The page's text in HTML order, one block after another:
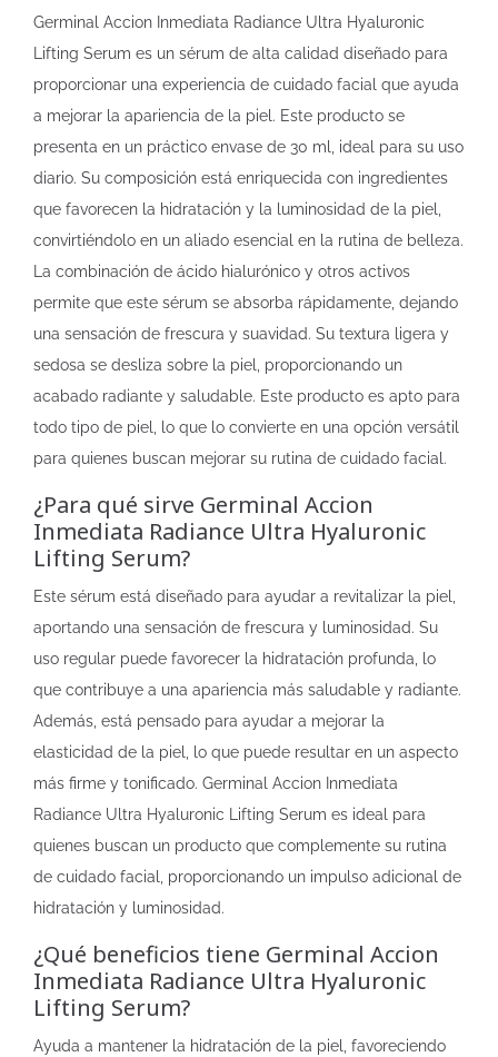
Germinal Accion Inmediata Radiance Ultra Hyaluronic
Lifting Serum es un sérum de alta calidad diseñado para
proporcionar una experiencia de cuidado facial que ayuda
a mejorar la apariencia de la piel. Este producto se
presenta en un práctico envase de 30 ml, ideal para su uso
diario. Su composición está enriquecida con ingredientes
que favorecen la hidratación y la luminosidad de la piel,
convirtiéndolo en un aliado esencial en la rutina de belleza.
La combinación de ácido hialurónico y otros activos
permite que este sérum se absorba rápidamente, dejando
una sensación de frescura y suavidad. Su textura ligera y
sedosa se desliza sobre la piel, proporcionando un
acabado radiante y saludable. Este producto es apto para
todo tipo de piel, lo que lo convierte en una opción versátil
para quienes buscan mejorar su rutina de cuidado facial.
¿Para qué sirve Germinal Accion
Inmediata Radiance Ultra Hyaluronic
Lifting Serum?
Este sérum está diseñado para ayudar a revitalizar la piel,
aportando una sensación de frescura y luminosidad. Su
uso regular puede favorecer la hidratación profunda, lo
que contribuye a una apariencia más saludable y radiante.
Además, está pensado para ayudar a mejorar la
elasticidad de la piel, lo que puede resultar en un aspecto
más firme y tonificado. Germinal Accion Inmediata
Radiance Ultra Hyaluronic Lifting Serum es ideal para
quienes buscan un producto que complemente su rutina
de cuidado facial, proporcionando un impulso adicional de
hidratación y luminosidad.
¿Qué beneficios tiene Germinal Accion
Inmediata Radiance Ultra Hyaluronic
Lifting Serum?
Ayuda a mantener la hidratación de la piel, favoreciendo